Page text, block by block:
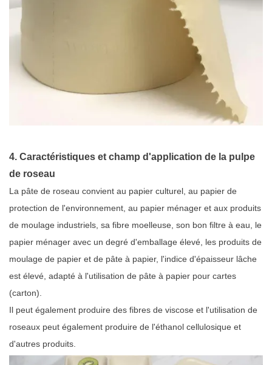
4. Caractéristiques et champ d'application de la pulpe
de roseau
La pâte de roseau convient au papier culturel, au papier de
protection de l'environnement, au papier ménager et aux produits
de moulage industriels, sa fibre moelleuse, son bon filtre à eau, le
papier ménager avec un degré d'emballage élevé, les produits de
moulage de papier et de pâte à papier, l'indice d'épaisseur lâche
est élevé, adapté à l'utilisation de pâte à papier pour cartes
(carton).
Il peut également produire des fibres de viscose et l'utilisation de
roseaux peut également produire de l'éthanol cellulosique et
d'autres produits.